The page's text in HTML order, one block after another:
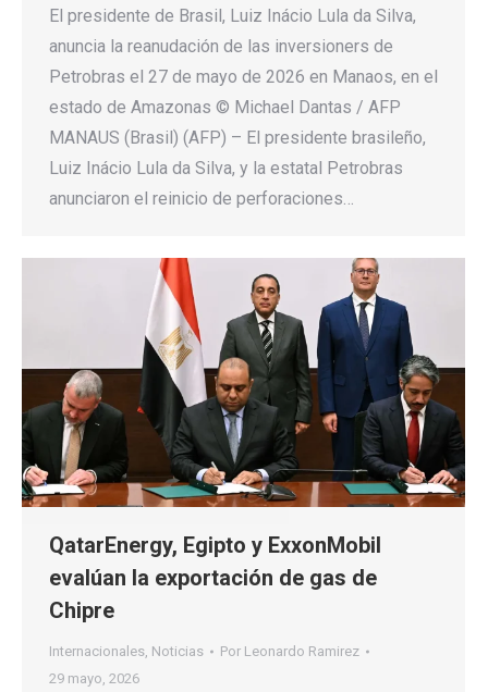
El presidente de Brasil, Luiz Inácio Lula da Silva,
anuncia la reanudación de las inversioners de
Petrobras el 27 de mayo de 2026 en Manaos, en el
estado de Amazonas © Michael Dantas / AFP
MANAUS (Brasil) (AFP) – El presidente brasileño,
Luiz Inácio Lula da Silva, y la estatal Petrobras
anunciaron el reinicio de perforaciones…
QatarEnergy, Egipto y ExxonMobil
evalúan la exportación de gas de
Chipre
Internacionales, Noticias Por Leonardo Ramirez
29 mayo, 2026